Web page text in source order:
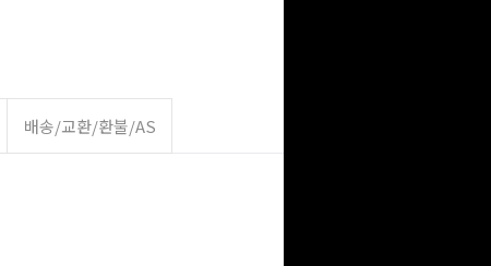
배송/교환/환불/AS